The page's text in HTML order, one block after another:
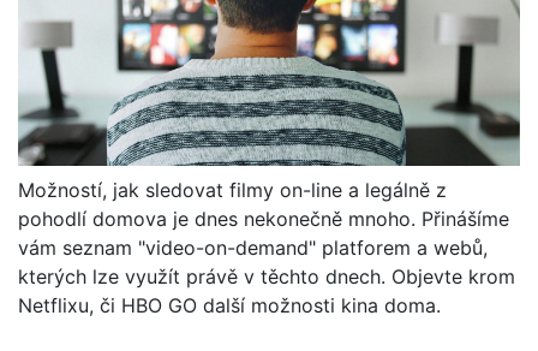
Možností, jak sledovat filmy on-line a legálně z
pohodlí domova je dnes nekonečně mnoho. Přinášíme
vám seznam "video-on-demand" platforem a webů,
kterých lze využít právě v těchto dnech. Objevte krom
Netflixu, či HBO GO další možnosti kina doma.